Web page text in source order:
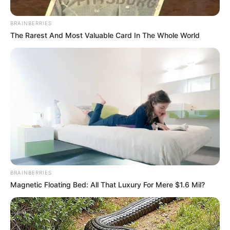
Club Deportivo Atlético Huila
El viernes inicia la fecha 14
Por:María Paula Ramírez Alarcón
Octubre 19, 2020
BRAINBERRIES
The Rarest And Most Valuable Card In The Whole World
BRAINBERRIES
Magnetic Floating Bed: All That Luxury For Mere $1.6 Mil?